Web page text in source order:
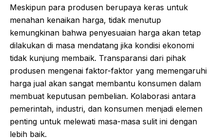
Meskipun para produsen berupaya keras untuk
menahan kenaikan harga, tidak menutup
kemungkinan bahwa penyesuaian harga akan tetap
dilakukan di masa mendatang jika kondisi ekonomi
tidak kunjung membaik. Transparansi dari pihak
produsen mengenai faktor-faktor yang memengaruhi
harga jual akan sangat membantu konsumen dalam
membuat keputusan pembelian. Kolaborasi antara
pemerintah, industri, dan konsumen menjadi elemen
penting untuk melewati masa-masa sulit ini dengan
lebih baik.